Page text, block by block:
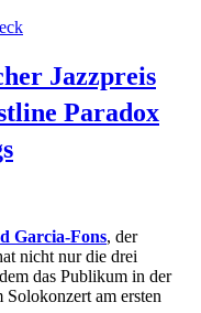
Jazzpreis
Paradox
Garcia-Fons, der
nicht nur die drei
das Publikum in der
am ersten